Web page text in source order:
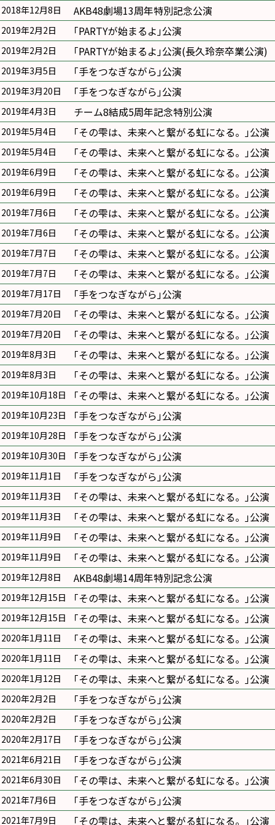
2018年12月8日 AKB48劇場13周年特別記念公演
2019年2月2日 ｢PARTYが始まるよ｣公演
2019年2月2日 ｢PARTYが始まるよ｣公演(長久玲奈卒業公演)
2019年3月5日 ｢手をつなぎながら｣公演
2019年3月20日 ｢手をつなぎながら｣公演
2019年4月3日 チーム8結成5周年記念特別公演
2019年5月4日 ｢その雫は、未来へと繋がる虹になる。｣公演
2019年5月4日 ｢その雫は、未来へと繋がる虹になる。｣公演
2019年6月9日 ｢その雫は、未来へと繋がる虹になる。｣公演
2019年6月9日 ｢その雫は、未来へと繋がる虹になる。｣公演
2019年7月6日 ｢その雫は、未来へと繋がる虹になる。｣公演
2019年7月6日 ｢その雫は、未来へと繋がる虹になる。｣公演
2019年7月7日 ｢その雫は、未来へと繋がる虹になる。｣公演
2019年7月7日 ｢その雫は、未来へと繋がる虹になる。｣公演
2019年7月17日 ｢手をつなぎながら｣公演
2019年7月20日 ｢その雫は、未来へと繋がる虹になる。｣公演
2019年7月20日 ｢その雫は、未来へと繋がる虹になる。｣公演
2019年8月3日 ｢その雫は、未来へと繋がる虹になる。｣公演
2019年8月3日 ｢その雫は、未来へと繋がる虹になる。｣公演
2019年10月18日 ｢その雫は、未来へと繋がる虹になる。｣公演
2019年10月23日 ｢手をつなぎながら｣公演
2019年10月28日 ｢手をつなぎながら｣公演
2019年10月30日 ｢手をつなぎながら｣公演
2019年11月1日 ｢手をつなぎながら｣公演
2019年11月3日 ｢その雫は、未来へと繋がる虹になる。｣公演
2019年11月3日 ｢その雫は、未来へと繋がる虹になる。｣公演
2019年11月9日 ｢その雫は、未来へと繋がる虹になる。｣公演
2019年11月9日 ｢その雫は、未来へと繋がる虹になる。｣公演
2019年12月8日 AKB48劇場14周年特別記念公演
2019年12月15日 ｢その雫は、未来へと繋がる虹になる。｣公演
2019年12月15日 ｢その雫は、未来へと繋がる虹になる。｣公演
2020年1月11日 ｢その雫は、未来へと繋がる虹になる。｣公演
2020年1月11日 ｢その雫は、未来へと繋がる虹になる。｣公演
2020年1月12日 ｢その雫は、未来へと繋がる虹になる。｣公演
2020年2月2日 ｢手をつなぎながら｣公演
2020年2月2日 ｢手をつなぎながら｣公演
2020年2月17日 ｢手をつなぎながら｣公演
2021年6月21日 ｢手をつなぎながら｣公演
2021年6月30日 ｢その雫は、未来へと繋がる虹になる。｣公演
2021年7月6日 ｢手をつなぎながら｣公演
2021年7月9日 ｢その雫は、未来へと繋がる虹になる。｣公演